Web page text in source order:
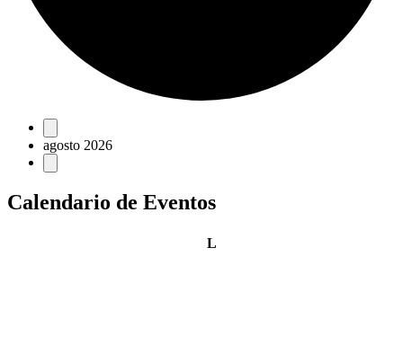
Eventos
agosto 2026
Calendario de Eventos
Llunes